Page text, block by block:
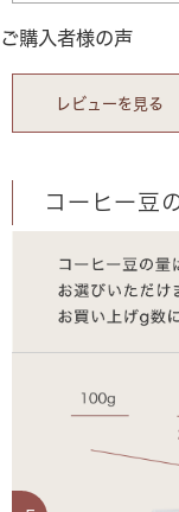
ご購入者様の声
レビューを見る
コーヒー豆